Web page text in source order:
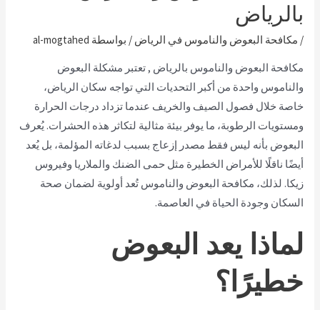
بالرياض
/ مكافحة البعوض والناموس في الرياض / بواسطة al-mogtahed
مكافحة البعوض والناموس بالرياض ,تعتبر مشكلة البعوض
والناموس واحدة من أكبر التحديات التي تواجه سكان الرياض،
خاصة خلال فصول الصيف والخريف عندما تزداد درجات الحرارة
ومستويات الرطوبة، ما يوفر بيئة مثالية لتكاثر هذه الحشرات. يُعرف
البعوض بأنه ليس فقط مصدر إزعاج بسبب لدغاته المؤلمة، بل يُعد
أيضًا ناقلًا للأمراض الخطيرة مثل حمى الضنك والملاريا وفيروس
زيكا. لذلك، مكافحة البعوض والناموس تُعد أولوية لضمان صحة
السكان وجودة الحياة في العاصمة.
لماذا يعد البعوض
خطيرًا؟